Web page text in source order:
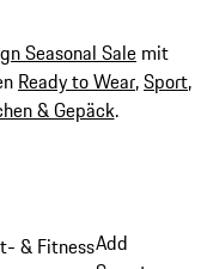
Seasonal Sale mit
Ready to Wear,Sport,
& Gepäck.
& Fitnessbekleidung -
Add